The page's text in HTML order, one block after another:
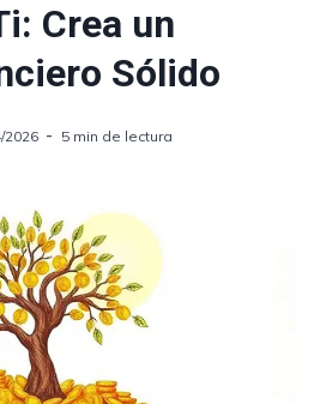
Crea un
Sólido
2026 5 min de lectura